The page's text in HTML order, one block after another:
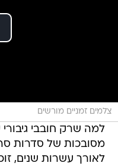
צלמים זמניים מורשים
למה שרק חובבי גיבורי
מסובכות של סדרות
לאורך עשרות שנים,